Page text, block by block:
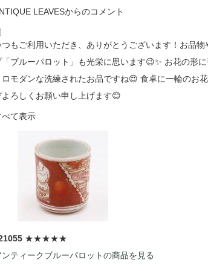
LEAVESからのコメント
つもご利用いただき、ありがとうございます！お品
「ブルーパロット」も光栄に思います😉✨ お花の形
ロモダンな洗練されたお品ですね😍 食卓に一輪のお
よろしくお願い申し上げます😊
べて表示
★★★★★
ンティークブルーパロットの商品を見る